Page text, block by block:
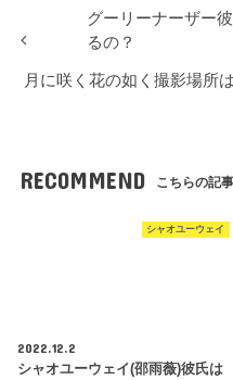
グーリーナーザー
るの？
月に咲く花の如く撮影場所
RECOMMEND こちらの記
シャオユーウェイ
2022.12.2
シャオユーウェイ(邵雨薇)彼氏は